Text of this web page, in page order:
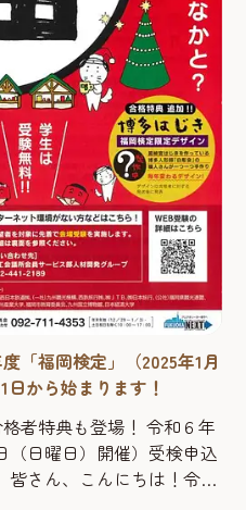
「福岡検定」（2025年1月
から始まります！
者特典も登場！ 令和６年
（日曜日）開催）受検申込
皆さん、こんにちは！令和